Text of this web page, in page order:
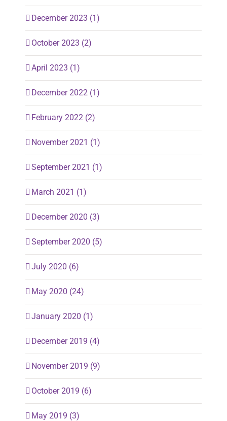
December 2023 (1)
October 2023 (2)
April 2023 (1)
December 2022 (1)
February 2022 (2)
November 2021 (1)
September 2021 (1)
March 2021 (1)
December 2020 (3)
September 2020 (5)
July 2020 (6)
May 2020 (24)
January 2020 (1)
December 2019 (4)
November 2019 (9)
October 2019 (6)
May 2019 (3)